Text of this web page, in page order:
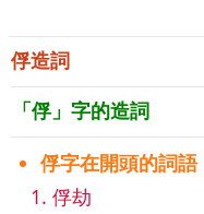
俘造詞
「俘」字的造詞
俘字在開頭的詞語
俘劫